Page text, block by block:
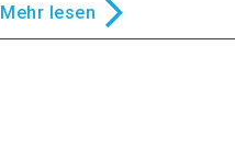
Mehr lesen